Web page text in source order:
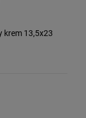
krem 13,5x23